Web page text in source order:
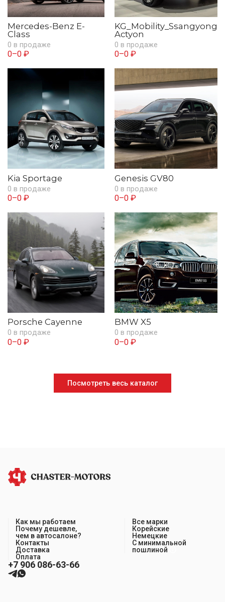
Mercedes-Benz E-
Class
0 в продаже
0–0 ₽
KG_Mobility_Ssangyong
Actyon
0 в продаже
0–0 ₽
Kia Sportage
0 в продаже
0–0 ₽
Genesis GV80
0 в продаже
0–0 ₽
Porsche Cayenne
0 в продаже
0–0 ₽
BMW X5
0 в продаже
0–0 ₽
Посмотреть весь каталог
Как мы работаем
Почему дешевле,
чем в автосалоне?
Контакты
Доставка
Оплата
Все марки
Корейские
Немецкие
С минимальной
пошлиной
+7 906 086-63-66